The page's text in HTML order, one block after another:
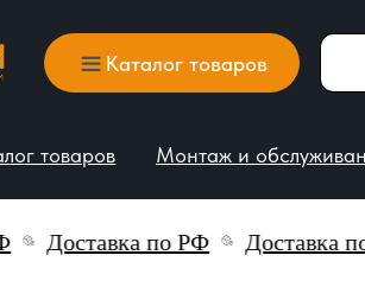
Каталог товаров
Доставка по РФ Доставка по РФ